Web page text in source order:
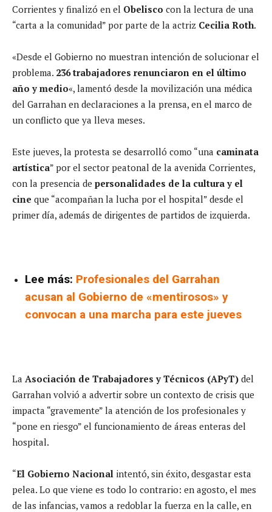
Corrientes y finalizó en el Obelisco con la lectura de una
“carta a la comunidad” por parte de la actriz Cecilia Roth.
«Desde el Gobierno no muestran intención de solucionar el
problema. 236 trabajadores renunciaron en el último
año y medio«, lamentó desde la movilización una médica
del Garrahan en declaraciones a la prensa, en el marco de
un conflicto que ya lleva meses.
Este jueves, la protesta se desarrolló como “una caminata
artística” por el sector peatonal de la avenida Corrientes,
con la presencia de personalidades de la cultura y el
cine que “acompañan la lucha por el hospital” desde el
primer día, además de dirigentes de partidos de izquierda.
Lee más: Profesionales del Garrahan
acusan al Gobierno de «mentirosos» y
convocan a una marcha para este jueves
La Asociación de Trabajadores y Técnicos (APyT) del
Garrahan volvió a advertir sobre un contexto de crisis que
impacta “gravemente” la atención de los profesionales y
“pone en riesgo” el funcionamiento de áreas enteras del
hospital.
“El Gobierno Nacional intentó, sin éxito, desgastar esta
pelea. Lo que viene es todo lo contrario: en agosto, el mes
de las infancias, vamos a redoblar la fuerza en la calle, en